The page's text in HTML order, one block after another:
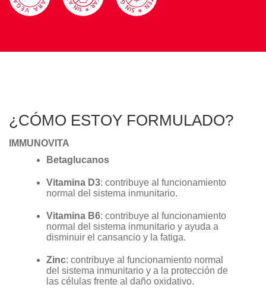
¿CÓMO ESTOY FORMULADO?
IMMUNOVITA
Betaglucanos
Vitamina D3: contribuye al funcionamiento
normal del sistema inmunitario.
Vitamina B6: contribuye al funcionamiento
normal del sistema inmunitario y ayuda a
disminuir el cansancio y la fatiga.
Zinc: contribuye al funcionamiento normal
del sistema inmunitario y a la protección de
las células frente al daño oxidativo.